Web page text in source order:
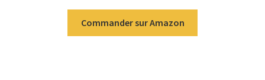
Commander sur Amazon